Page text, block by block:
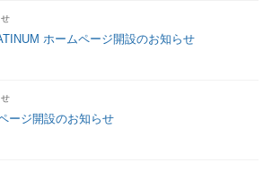
ホームページ開設のお知らせ
ージ開設のお知らせ